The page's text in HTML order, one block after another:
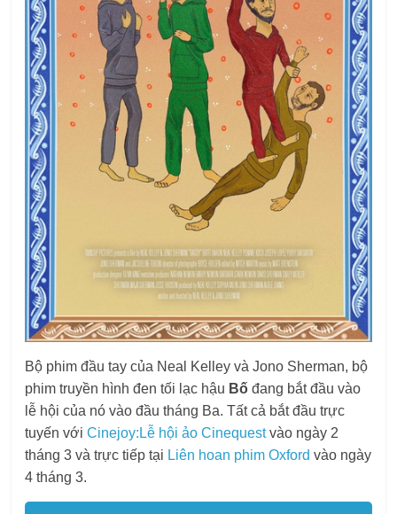
Bộ phim đầu tay của Neal Kelley và Jono Sherman, bộ
phim truyền hình đen tối lạc hậu Bố đang bắt đầu vào
lễ hội của nó vào đầu tháng Ba. Tất cả bắt đầu trực
tuyến vớiCinejoy:Lễ hội ảo Cinequestvào ngày 2
tháng 3 và trực tiếp tại Liên hoan phim Oxford vào ngày
4 tháng 3.